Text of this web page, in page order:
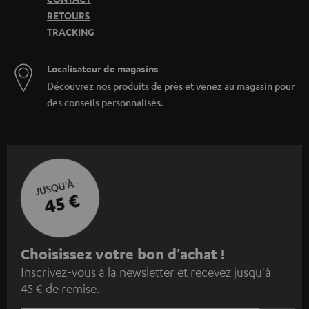
RETOURS
TRACKING
Localisateur de magasins
Découvrez nos produits de près et venez au magasin pour
des conseils personnalisés.
JUSQU'À -
45 €
I
n
s
Choisissez votre bon d'achat !
Inscrivez-vous à la newsletter et recevez jusqu'à
45 € de remise.